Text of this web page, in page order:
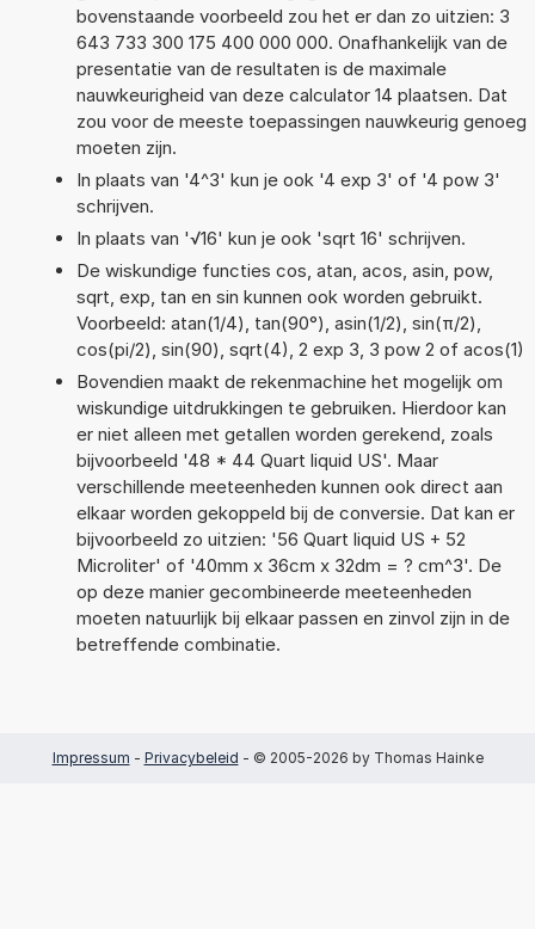
bovenstaande voorbeeld zou het er dan zo uitzien: 3
643 733 300 175 400 000 000. Onafhankelijk van de
presentatie van de resultaten is de maximale
nauwkeurigheid van deze calculator 14 plaatsen. Dat
zou voor de meeste toepassingen nauwkeurig genoeg
moeten zijn.
In plaats van '4^3' kun je ook '4 exp 3' of '4 pow 3'
schrijven.
In plaats van '√16' kun je ook 'sqrt 16' schrijven.
De wiskundige functies cos, atan, acos, asin, pow,
sqrt, exp, tan en sin kunnen ook worden gebruikt.
Voorbeeld: atan(1/4), tan(90°), asin(1/2), sin(π/2),
cos(pi/2), sin(90), sqrt(4), 2 exp 3, 3 pow 2 of acos(1)
Bovendien maakt de rekenmachine het mogelijk om
wiskundige uitdrukkingen te gebruiken. Hierdoor kan
er niet alleen met getallen worden gerekend, zoals
bijvoorbeeld '48 * 44 Quart liquid US'. Maar
verschillende meeteenheden kunnen ook direct aan
elkaar worden gekoppeld bij de conversie. Dat kan er
bijvoorbeeld zo uitzien: '56 Quart liquid US + 52
Microliter' of '40mm x 36cm x 32dm = ? cm^3'. De
op deze manier gecombineerde meeteenheden
moeten natuurlijk bij elkaar passen en zinvol zijn in de
betreffende combinatie.
Impressum - Privacybeleid - © 2005-2026 by Thomas Hainke